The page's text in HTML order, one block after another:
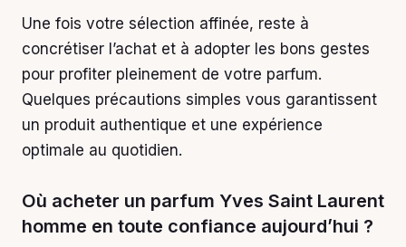
Une fois votre sélection affinée, reste à
concrétiser l’achat et à adopter les bons gestes
pour profiter pleinement de votre parfum.
Quelques précautions simples vous garantissent
un produit authentique et une expérience
optimale au quotidien.
Où acheter un parfum Yves Saint Laurent
homme en toute confiance aujourd’hui ?